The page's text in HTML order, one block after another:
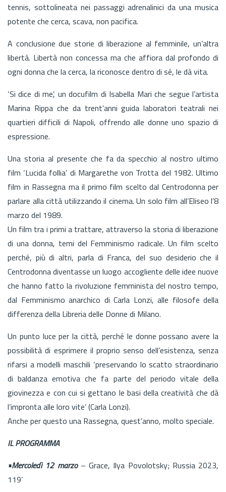
tennis, sottolineata nei passaggi adrenalinici da una musica
potente che cerca, scava, non pacifica.
A conclusione due storie di liberazione al femminile, un’altra
libertà. Libertà non concessa ma che affiora dal profondo di
ogni donna che la cerca, la riconosce dentro di sé, le dà vita.
‘Si dice di me’, un docufilm di Isabella Mari che segue l’artista
Marina Rippa che da trent’anni guida laboratori teatrali nei
quartieri difficili di Napoli, offrendo alle donne uno spazio di
espressione.
Una storia al presente che fa da specchio al nostro ultimo
film ‘Lucida follia’ di Margarethe von Trotta del 1982. Ultimo
film in Rassegna ma il primo film scelto dal Centrodonna per
parlare alla città utilizzando il cinema. Un solo film all’Eliseo l’8
marzo del 1989.
Un film tra i primi a trattare, attraverso la storia di liberazione
di una donna, temi del Femminismo radicale. Un film scelto
perché, più di altri, parla di Franca, del suo desiderio che il
Centrodonna diventasse un luogo accogliente delle idee nuove
che hanno fatto la rivoluzione femminista del nostro tempo,
dal Femminismo anarchico di Carla Lonzi, alle filosofe della
differenza della Libreria delle Donne di Milano.
Un punto luce per la città, perché le donne possano avere la
possibilità di esprimere il proprio senso dell’esistenza, senza
rifarsi a modelli maschili ‘preservando lo scatto straordinario
di baldanza emotiva che fa parte del periodo vitale della
giovinezza e con cui si gettano le basi della creatività che dà
l’impronta alle loro vite’ (Carla Lonzi).
Anche per questo una Rassegna, quest’anno, molto speciale.
IL PROGRAMMA
•Mercoledì 12 marzo– Grace, Ilya Povolotsky; Russia 2023,
119’